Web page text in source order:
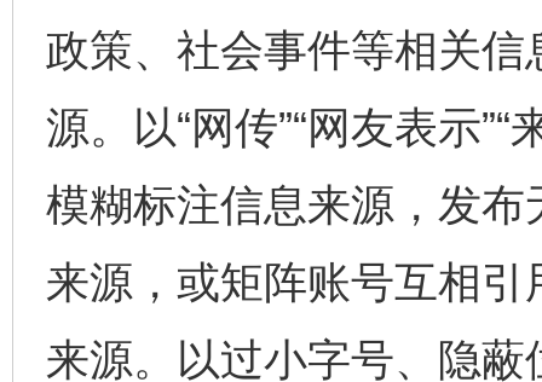
政策、社会事件等相关
源。以“网传”“网友表示
模糊标注信息来源，发
来源，或矩阵账号互相
来源。以过小字号、隐